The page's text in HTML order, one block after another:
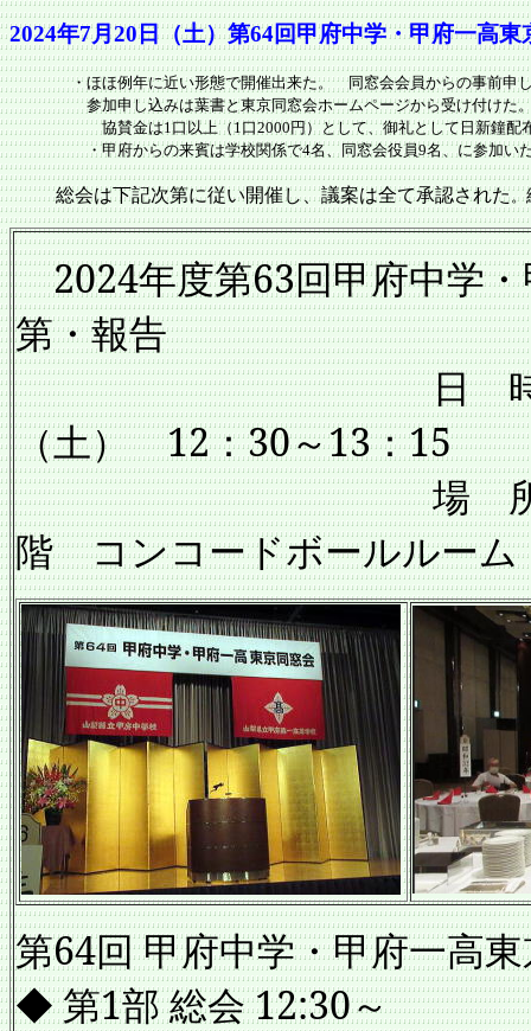
2024年7月20日（土）第64回甲府中学・甲府一高東
・ほほ例年に近い形態で開催出来た。 同窓会会員からの事前申
参加申し込みは葉書と東京同窓会ホームページから受け付けた。
協賛金は1口以上（1口2000円）として、御礼として日新鐘配
・甲府からの来賓は学校関係で4名、同窓会役員9名、に参加いた
総会は下記次第に従い開催し、議案は全て承認された。
2024年度第63回甲府中学
第・報告
日 時 2024
（土） 12：30～13：15
場 所 京王プ
階 コンコードボールルー
第64回 甲府中学・甲府一高
◆ 第1部 総会 12:30～